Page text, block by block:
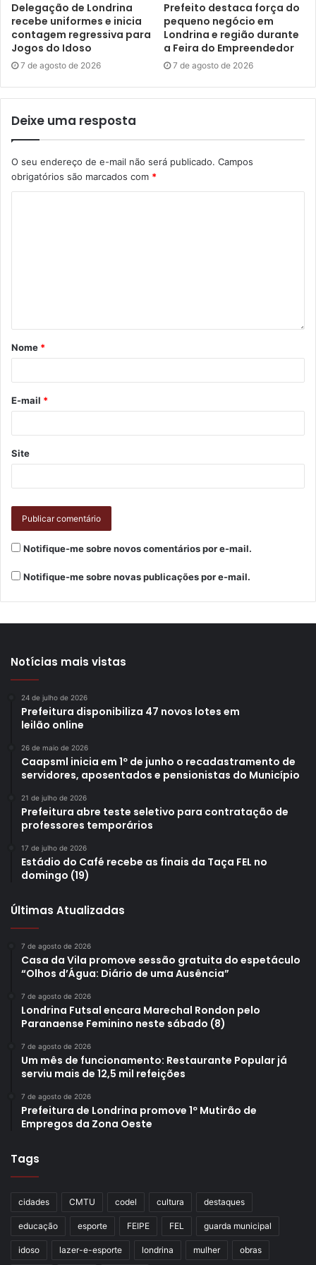
ainda cópia do ato constitutivo ou contrato social da
empresa, cópia da inscrição no Cadastro Nacional de
Pessoas Jurídicas (CNPJ) e cópia dos documentos
pessoais do responsável legal, entre outros.
pertinentes, além do modelo da carta de intenções do
Programa Boa Praça, podem ser baixados do site da
CMTU no endereço
https://cmtu.londrina.pr.gov.br/index.php/projeto-boa-
Etiquetas adoção áreas avenidas Boa Praça
CMTU
Delegação de Londrina
recebe uniformes e inicia
contagem regressiva para
Jogos do Idoso
7 de agosto de 2026
Prefeito destaca força do
pequeno negócio em
Londrina e região durante
a Feira do Empreendedor
7 de agosto de 2026
Deixe uma resposta
O seu endereço de e-mail não será publicado. Campos
obrigatórios são marcados com *
Nome *
E-mail *
Site
Notifique-me sobre novos comentários por e-mail.
Notifique-me sobre novas publicações por e-mail.
Notícias mais vistas
24 de julho de 2026
Prefeitura disponibiliza 47 novos lotes em
leilão online
26 de maio de 2026
Caapsml inicia em 1º de junho o recadastramento de
servidores, aposentados e pensionistas do Município
21 de julho de 2026
Prefeitura abre teste seletivo para contratação de
professores temporários
17 de julho de 2026
Estádio do Café recebe as finais da Taça FEL no
domingo (19)
Últimas Atualizadas
7 de agosto de 2026
Casa da Vila promove sessão gratuita do espetáculo
“Olhos d’Água: Diário de uma Ausência”
7 de agosto de 2026
Londrina Futsal encara Marechal Rondon pelo
Paranaense Feminino neste sábado (8)
7 de agosto de 2026
Um mês de funcionamento: Restaurante Popular já
serviu mais de 12,5 mil refeições
7 de agosto de 2026
Prefeitura de Londrina promove 1º Mutirão de
Empregos da Zona Oeste
Tags
cidades CMTU codel cultura destaques
educação esporte FEIPE FEL guarda municipal
idoso lazer-e-esporte londrina mulher obras